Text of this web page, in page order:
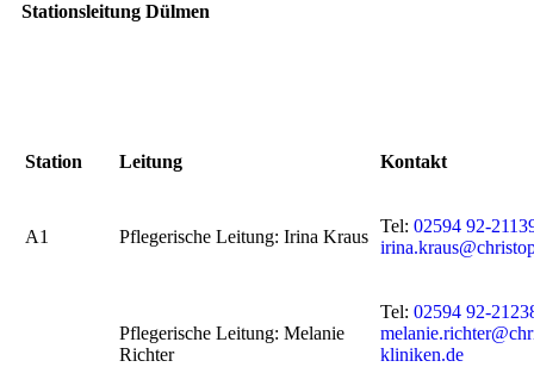
Stationsleitung Dülmen
Station Leitung Kontakt
A1 Pflegerische Leitung: Irina Kraus
Tel: 02594 92-
Pflegerische Leitung: Melanie
Richter
Tel: 02594 92-
kliniken.de